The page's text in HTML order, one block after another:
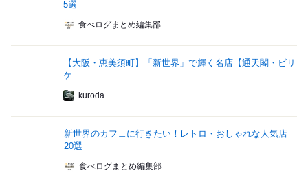
5選
食べログまとめ編集部
【大阪・恵美須町】「新世界」で輝く名店【通天閣・ビリ
ケ...
kuroda
新世界のカフェに行きたい！レトロ・おしゃれな人気店
20選
食べログまとめ編集部